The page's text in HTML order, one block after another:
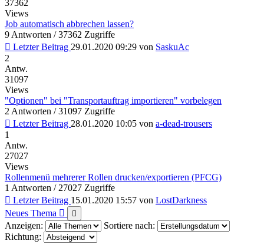
37362
Views
Job automatisch abbrechen lassen?
9 Antworten / 37362 Zugriffe
Letzter Beitrag 29.01.2020 09:29 von SaskuAc
2
Antw.
31097
Views
"Optionen" bei "Transportauftrag importieren" vorbelegen
2 Antworten / 31097 Zugriffe
Letzter Beitrag 28.01.2020 10:05 von a-dead-trousers
1
Antw.
27027
Views
Rollenmenü mehrerer Rollen drucken/exportieren (PFCG)
1 Antworten / 27027 Zugriffe
Letzter Beitrag 15.01.2020 15:57 von LostDarkness
Neues Thema
Anzeigen:
Sortiere nach:
Richtung: